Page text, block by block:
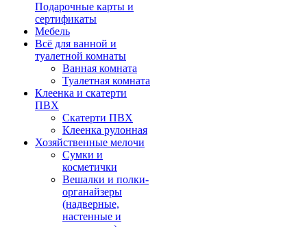
Подарочные карты и
сертификаты
Мебель
Всё для ванной и
туалетной комнаты
Ванная комната
Туалетная комната
Клеенка и скатерти
ПВХ
Скатерти ПВХ
Клеенка рулонная
Хозяйственные мелочи
Сумки и
косметички
Вешалки и полки-
органайзеры
(надверные,
настенные и